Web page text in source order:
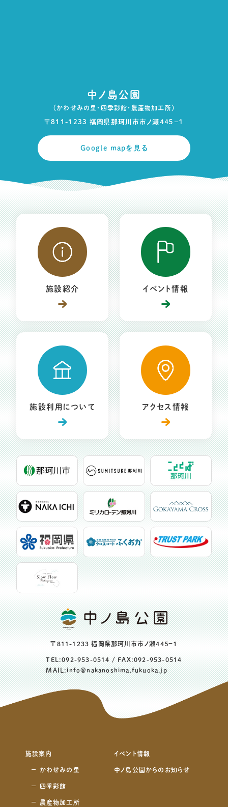
中ノ島公園
（かわせみの里・四季彩館・農産物加工所）
〒811-1233 福岡県那珂川市市ノ瀬４４５−１
Google mapを見る
施設紹介 イベント情報
施設利用について アクセス情報
〒811-1233 福岡県那珂川市市ノ瀬４４５−１
TEL:092-953-0514/ FAX:092-953-0514
MAIL:info@nakanoshima.fukuoka.jp
施設案内
かわせみの里
四季彩館
農産物加工所
イベント情報
中ノ島公園からのお知らせ